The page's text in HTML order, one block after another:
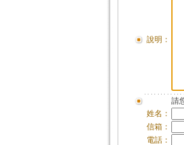
說明：
請
姓名：
信箱：
電話：